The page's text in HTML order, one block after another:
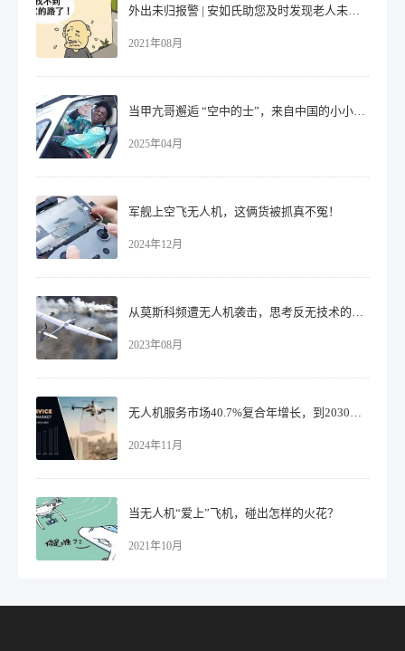
2021年08月
2025年04月
军舰上空飞无人机，这俩货被抓真不冤！
2024年12月
2023年08月
2024年11月
当无人机“爱上”飞机，碰出怎样的火花？
2021年10月